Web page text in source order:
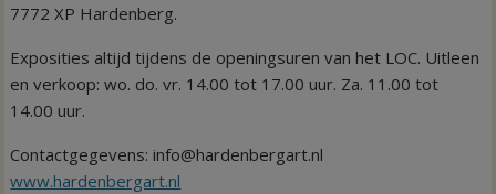
7772 XP Hardenberg.
Exposities altijd tijdens de openingsuren van het LOC. Uitleen
en verkoop: wo. do. vr. 14.00 tot 17.00 uur. Za. 11.00 tot
14.00 uur.
Contactgegevens: info@hardenbergart.nl
www.hardenbergart.nl